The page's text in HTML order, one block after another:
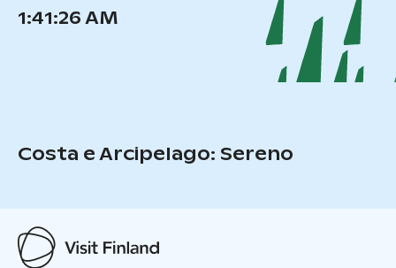
1:41:27 AM
Costa e Arcipelago: Sereno